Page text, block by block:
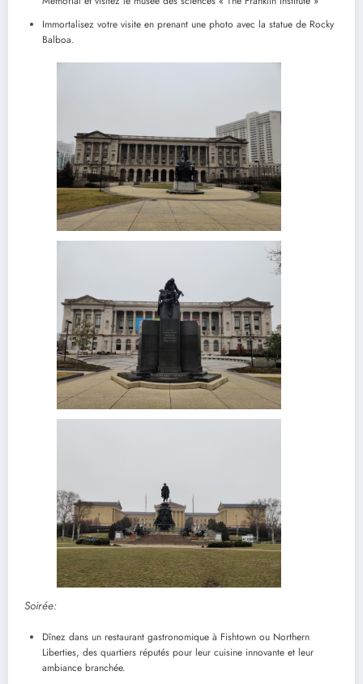
Immortalisez votre visite en prenant une photo avec la statue de Rocky
Balboa.
Soirée:
Dînez dans un restaurant gastronomique à Fishtown ou Northern
Liberties, des quartiers réputés pour leur cuisine innovante et leur
ambiance branchée.